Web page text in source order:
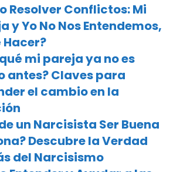
Resolver Conflictos: Mi
y Yo No Nos Entendemos,
Hacer?
mi pareja ya no es
antes? Claves para
el cambio en la
un Narcisista Ser Buena
Descubre la Verdad
del Narcisismo